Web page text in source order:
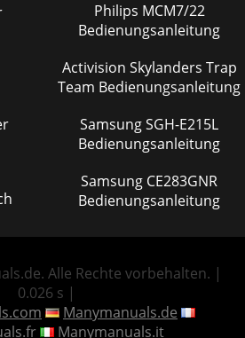
Philips MCM7/22
Bedienungsanleitung
Activision Skylanders Trap
Team Bedienungsanleitung
Samsung SGH-E215L
Bedienungsanleitung
Samsung CE283GNR
Bedienungsanleitung
Alle Rechte vorbehalten. |
0.026 s |
Manymanuals.de
Manymanuals.it